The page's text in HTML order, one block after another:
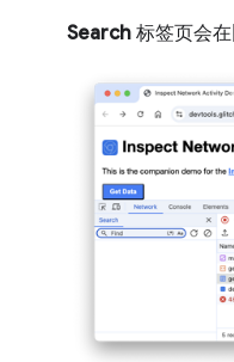
Search 标签页会在